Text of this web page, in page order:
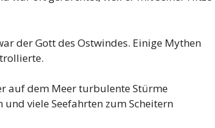
der Gott des Ostwindes. Einige Mythen
auf dem Meer turbulente Stürme
viele Seefahrten zum Scheitern